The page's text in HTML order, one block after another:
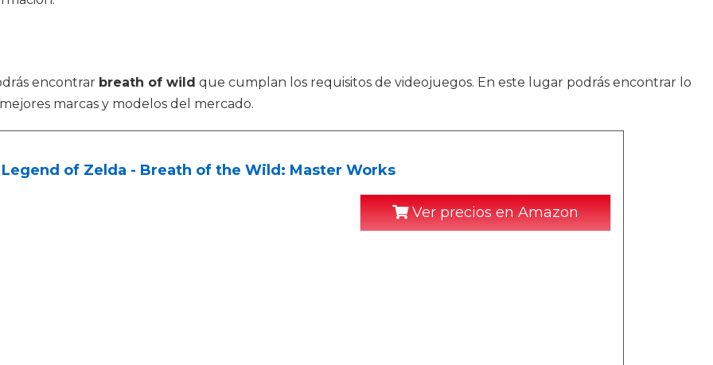
encontrar breath of wild que cumplan los requisitos de videojuegos. En este lugar podrás encontrar lo
marcas y modelos del mercado.
of Zelda - Breath of the Wild: Master Works
Ver precios en Amazon